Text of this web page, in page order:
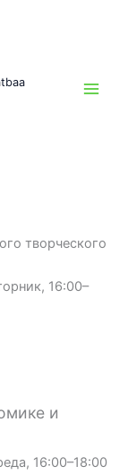
творческого
16:00–
и
16:00–18:00